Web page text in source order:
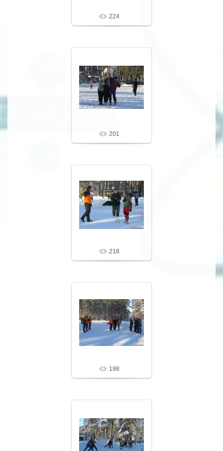
224
09.02.10
LeNoN
201
09.02.10
LeNoN
218
09.02.10
LeNoN
198
09.02.10
LeNoN